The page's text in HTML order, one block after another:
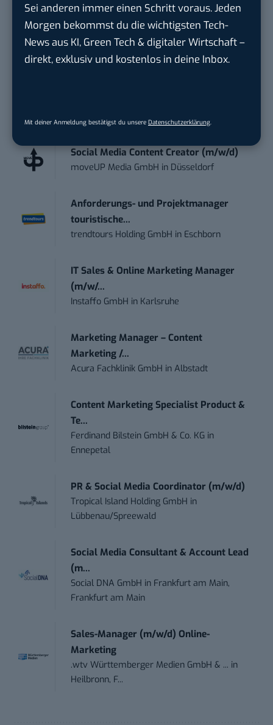
Sei anderen immer einen Schritt voraus. Jeden
Morgen bekommst du die wichtigsten Tech-
News aus KI, Green Tech & digitaler Wirtschaft –
direkt, exklusiv und kostenlos in deine Inbox.
Mit deiner Anmeldung bestätigst du unsere Datenschutzerklärung.
geht? Über 12.000 smarte Leser bekommen jeden
Tag UPDATE, unser Tech-Briefing mit den
wichtigsten News des Tages – und sichern sich
damit ihren Vorsprung.Hier kannst du dich
STELLENANZEIGEN
Social Media Content Creator (m/w/d)
moveUP Media GmbH in Düsseldorf
Anforderungs- und Projektmanager
touristische...
trendtours Holding GmbH in Eschborn
IT Sales & Online Marketing Manager
(m/w/...
Instaffo GmbH in Karlsruhe
Marketing Manager – Content
Marketing /...
Acura Fachklinik GmbH inAlbstadt
Content Marketing Specialist Product &
Te...
Ferdinand Bilstein GmbH & Co. KG in
Ennepetal
PR & Social Media Coordinator (m/w/d)
Tropical Island Holding GmbH in
Lübbenau/Spreewald
Social Media Consultant & Account Lead
(m...
Social DNA GmbH in Frankfurt am Main,
Frankfurt am Main
Sales-Manager (m/w/d) Online-
Marketing
.wtv Württemberger Medien GmbH & ... in
Heilbronn, F...